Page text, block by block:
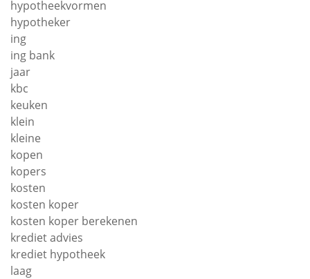
hypotheekvormen
hypotheker
ing
ing bank
jaar
kbc
keuken
klein
kleine
kopen
kopers
kosten
kosten koper
kosten koper berekenen
krediet advies
krediet hypotheek
laag